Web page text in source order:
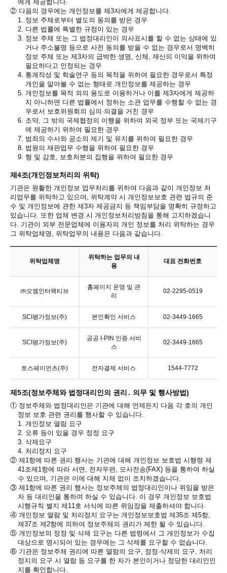
에게 제공합니다.
② 다음의 경우에는 개인정보를 제3자에게 제공합니다.
1. 정보 주체로부터 별도의 동의를 받은 경우
2. 다른 법률에 특별한 규정이 있는 경우
3. 정보 주체 또는 그 법정대리인이 의사표시를 할 수 없는 상태에 있
거나 주소불명 등으로 사전 동의를 받을 수 없는 경우로서 명백히
정보 주체 또는 제3자의 급박한 생명, 신체, 재산의 이익을 위하여
필요하다고 인정되는 경우
4. 통계작성 및 학술연구 등의 목적을 위하여 필요한 경우로서 특정
개인을 알아볼 수 없는 형태로 개인정보를 제공하는 경우
5. 개인정보를 목적 외의 용도로 이용하거나 이를 제3자에게 제공하
지 아니하면 다른 법률에서 정하는 소관 업무를 수행할 수 없는 경
우로서 보호위원회의 심의·의결을 거친 경우
6. 조약, 그 밖의 국제협정의 이행을 위하여 외국 정부 또는 국제기구
에 제공하기 위하여 필요한 경우
7. 범죄의 수사와 공소의 제기 및 유지를 위하여 필요한 경우
8. 법원의 재판업무 수행을 위하여 필요한 경우
9. 형 및 감호, 보호처분의 집행을 위하여 필요한 경우
제4조(개인정보처리의 위탁)
기관은 원활한 개인정보 업무처리를 위하여 다음과 같이 개인정보 처
리업무를 위탁하고 있으며, 위탁계약 시 개인정보보호 관련 법규의 준
수 및 개인정보에 관한 제3자 제공금지 등 책임부담을 명확히 규정하고
있습니다. 또한 업체 변경 시 개인정보처리방침을 통해 고지하겠습니
다. 기관이 외부 전문업체에 이용자의 개인 정보를 처리 위탁하는 경우
그 위탁업체명, 위탁업무의 내용은 다음과 같습니다.
위탁업체명
위탁하는 업무의 내
용
대표 전화번호
㈜오엠인터랙티브
홈페이지 운영 및 관
리
02-2295-0519
SCI평가정보(주) 본인확인 서비스 02-3449-1665
SCI평가정보(주)
공공 I-PIN 인증 서비
스
02-3449-1665
토스페이먼츠(주) 전자결제 서비스 1544-7772
제5조(정보주체와 법정대리인의 권리․ 의무 및 행사방법)
① 정보주체와 법정대리인은 기관에 대해 언제든지 다음 각 호의 개인
정보 보호 관련 권리를 행사할 수 있습니다.
1. 개인정보 열람 요구
2. 오류 등이 있을 경우 정정 요구
3. 삭제요구
4. 처리정지 요구
② 제1항에 따른 권리 행사는 기관에 대해 개인정보 보호법 시행령 제
41조제1항에 따라 서면, 전자우편, 모사전송(FAX) 등을 통하여 하실
수 있으며, 기관은 이에 대해 지체 없이 조치하겠습니다.
③ 제1항에 따른 권리 행사는 정보주체의 법정대리인이나 위임을 받은
자 등 대리인을 통하여 하실 수 있습니다. 이 경우 개인정보 보호법
시행규칙 별지 제11호 서식에 따른 위임장을 제출하셔야 합니다.
④ 개인정보 열람 및 처리정지 요구는 개인정보보호법 제35조 제5항,
제37조 제2항에 의하여 정보주체의 권리가 제한 될 수 있습니다.
⑤ 개인정보의 정정 및 삭제 요구는 다른 법령에서 그 개인정보가 수집
대상으로 명시되어 있는 경우에는 그 삭제를 요구할 수 없습니다.
⑥ 기관은 정보주체 권리에 따른 열람의 요구, 정정·삭제의 요구, 처리
정지의 요구 시 열람 등 요구를 한 자가 본인이거나 정당한 대리인인
지를 확인합니다.